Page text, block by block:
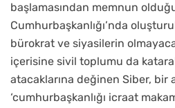
başlamasından memnun
Cumhurbaşkanlığı’nda
bürokrat ve siyasilerin
içerisine sivil toplumu da
atacaklarına değinen Siber, bir
‘cumhurbaşkanlığı icraat